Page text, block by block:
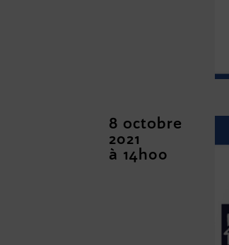
8 octobre
2021
à 14h00